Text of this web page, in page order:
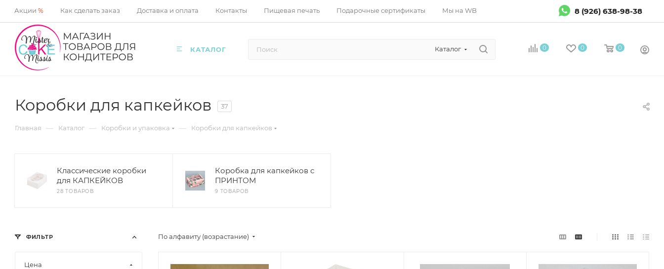
Акции % Как сделать заказ Доставка и оплата Контакты Пищевая печать Подарочные сертификаты Мы на WB 8 (926) 638-98-38
КАТАЛОГ Каталог 0 0 0
Коробки для капкейков 37
Главная — Каталог — Коробки и упаковка — Коробки для капкейков
Классические коробки
для КАПКЕЙКОВ
28 ТОВАРОВ
Коробка для капкейков с
ПРИНТОМ
9 ТОВАРОВ
По алфавиту (возрастание)
ФИЛЬТР
Цена